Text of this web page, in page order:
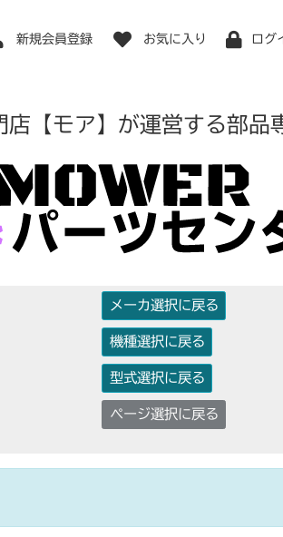
新規会員登録 お気に入り ログ
店【モア】が運営する部品
メーカ選択に戻る
機種選択に戻る
型式選択に戻る
ページ選択に戻る